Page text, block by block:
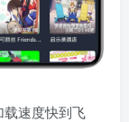
速度快到飞